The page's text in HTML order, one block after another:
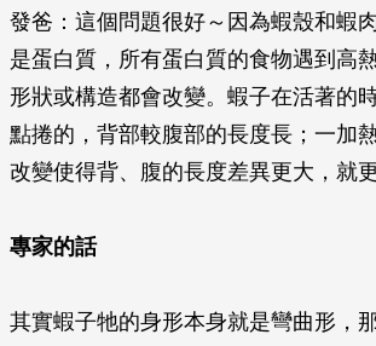
發爸：這個問題很好～因為蝦殼和蝦
是蛋白質，所有蛋白質的食物遇到高
形狀或構造都會改變。蝦子在活著的
點捲的，背部較腹部的長度長；一加
改變使得背、腹的長度差異更大，就
專家的話
其實蝦子牠的身形本身就是彎曲形，